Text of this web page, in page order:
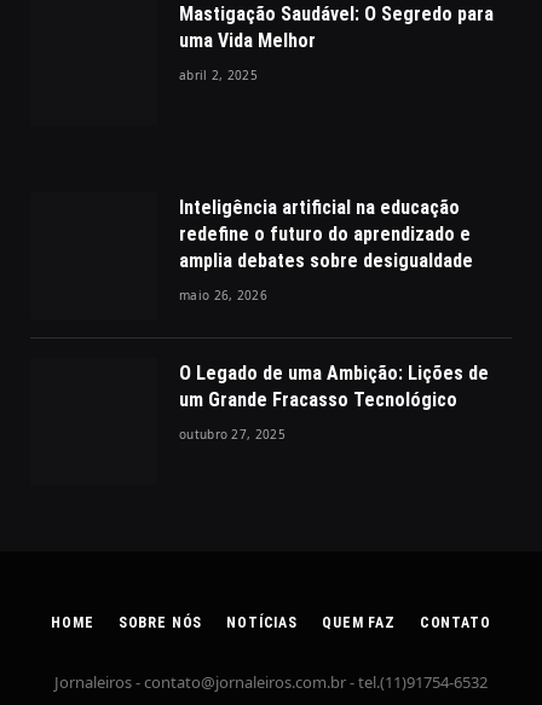
Mastigação Saudável: O Segredo para
uma Vida Melhor
abril 2, 2025
Inteligência artificial na educação
redefine o futuro do aprendizado e
amplia debates sobre desigualdade
maio 26, 2026
O Legado de uma Ambição: Lições de
um Grande Fracasso Tecnológico
outubro 27, 2025
HOME SOBRE NÓS NOTÍCIAS QUEM FAZ CONTATO
Jornaleiros -contato@jornaleiros.com.br- tel.(11)91754-6532